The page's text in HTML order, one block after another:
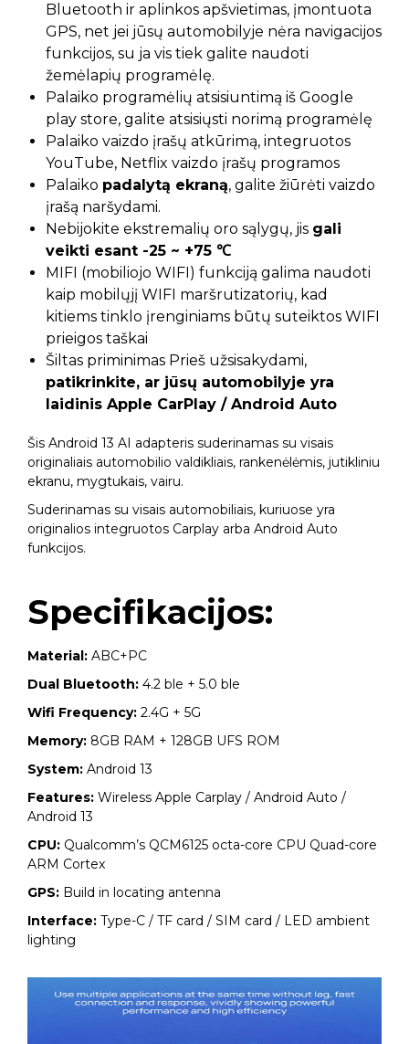
Bluetooth ir aplinkos apšvietimas, įmontuota
GPS, net jei jūsų automobilyje nėra navigacijos
funkcijos, su ja vis tiek galite naudoti
žemėlapių programėlę.
Palaiko programėlių atsisiuntimą iš Google
play store, galite atsisiųsti norimą programėlę
Palaiko vaizdo įrašų atkūrimą, integruotos
YouTube, Netflix vaizdo įrašų programos
Palaiko padalytą ekraną, galite žiūrėti vaizdo
įrašą naršydami.
Nebijokite ekstremalių oro sąlygų, jis gali
veikti esant -25 ~ +75 ℃
MIFI (mobiliojo WIFI) funkciją galima naudoti
kaip mobilųjį WIFI maršrutizatorių, kad
kitiems tinklo įrenginiams būtų suteiktos WIFI
prieigos taškai
Šiltas priminimas Prieš užsisakydami,
patikrinkite, ar jūsų automobilyje yra
laidinis Apple CarPlay / Android Auto
Šis Android 13 AI adapteris suderinamas su visais
originaliais automobilio valdikliais, rankenėlėmis, jutikliniu
ekranu, mygtukais, vairu.
Suderinamas su visais automobiliais, kuriuose yra
originalios integruotos Carplay arba Android Auto
funkcijos.
Specifikacijos:
Material: ABC+PC
Dual Bluetooth: 4.2 ble + 5.0 ble
Wifi Frequency: 2.4G + 5G
Memory: 8GB RAM + 128GB UFS ROM
System: Android 13
Features: Wireless Apple Carplay / Android Auto /
Android 13
CPU: Qualcomm’s QCM6125 octa-core CPU Quad-core
ARM Cortex
GPS: Build in locating antenna
Interface: Type-C / TF card / SIM card / LED ambient
lighting